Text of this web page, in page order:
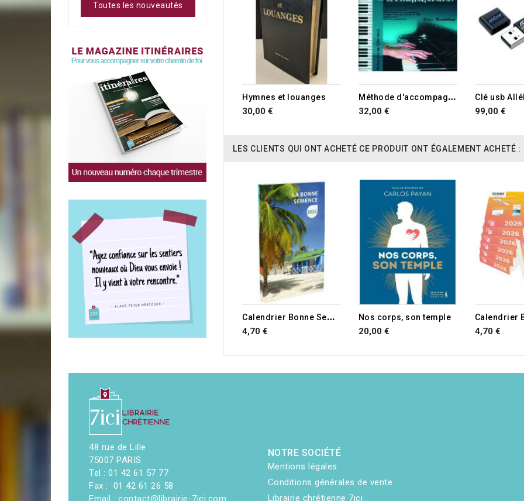
RUPTURE DE STOCK
Hymnes et louanges
30,00 €
RUPTURE DE STOCK M
éthode d'accompagnement pour clavier
32,00 €
Clé usb
99,00 €
LES CLIENTS QUI ONT ACHETÉ CE PRODUIT ONT ÉGALEMENT ACHETÉ :
C
alendrier Bonne Semence
4,70 €
Nos corps, son temple
20,00 € 4,70 €
Toutes les nouveautés
48 rue de Lille
75007 PARIS
Tel : 01 42 61 57 77
Fax : 01 42 61 26 58
Email : contact@librairie-7ici.com
NOTRE SOCIÉTÉ
Mentions légales
Conditions générales de vente
Librairie chrétienne 7ici